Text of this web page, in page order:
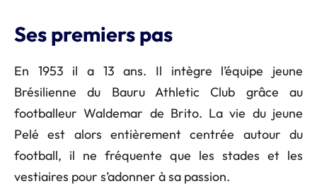
Ses premiers pas
En 1953 il a 13 ans. Il intègre l’équipe jeune
Brésilienne du Bauru Athletic Club grâce au
footballeur Waldemar de Brito. La vie du jeune
Pelé est alors entièrement centrée autour du
football, il ne fréquente que les stades et les
vestiaires pour s’adonner à sa passion.